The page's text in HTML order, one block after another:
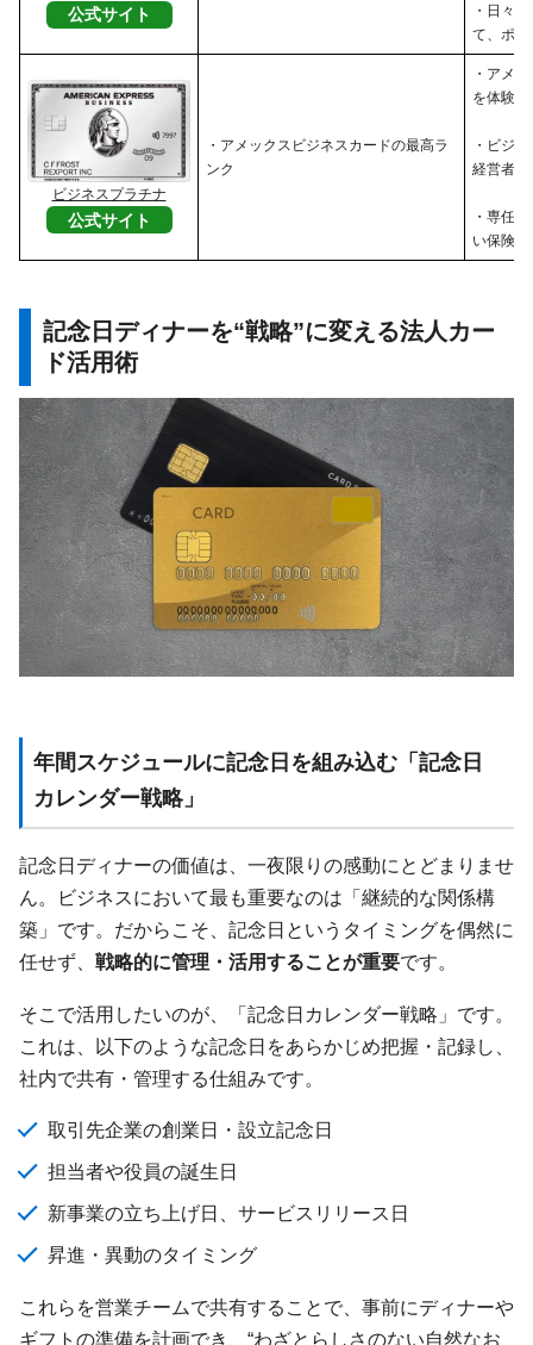
公式サイト
・日々
て、ポイ
ビジネスプラチナ
公式サイト
・アメックスビジネスカードの最高ラ
ンク
・アメ
を体験
・ビジ
経営者
・専任
い保険
記念日ディナーを“戦略”に変える法人カー
ド活用術
年間スケジュールに記念日を組み込む「記念日
カレンダー戦略」
記念日ディナーの価値は、一夜限りの感動にとどまりませ
ん。ビジネスにおいて最も重要なのは「継続的な関係構
築」です。だからこそ、記念日というタイミングを偶然に
任せず、 戦略的に管理・活用することが重要です。
そこで活用したいのが、「記念日カレンダー戦略」です。
これは、以下のような記念日をあらかじめ把握・記録し、
社内で共有・管理する仕組みです。
取引先企業の創業日・設立記念日
担当者や役員の誕生日
新事業の立ち上げ日、サービスリリース日
昇進・異動のタイミング
これらを営業チームで共有することで、事前にディナーや
ギフトの準備を計画でき、“わざとらしさのない自然なお